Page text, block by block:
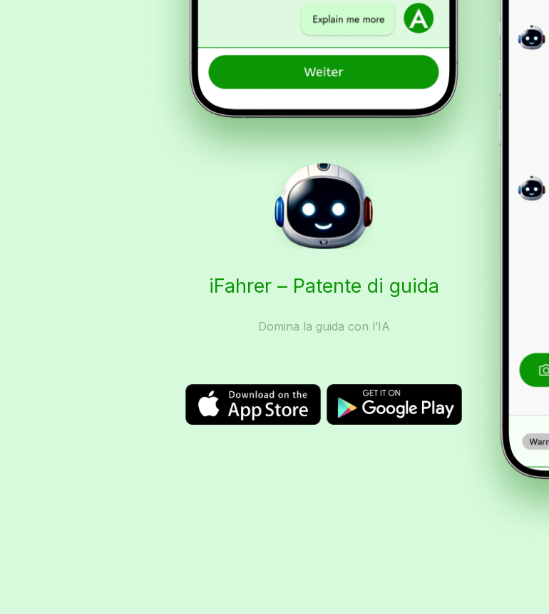
iFahrer – Patente di guida
Domina la guida con l’IA